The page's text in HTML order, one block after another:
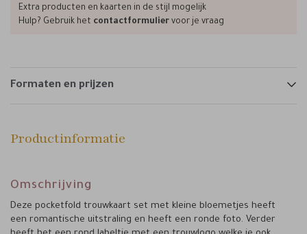
Extra producten en kaarten in de stijl mogelijk
Hulp? Gebruik het contactformulier voor je vraag
Formaten en prijzen
Productinformatie
Omschrijving
Deze pocketfold trouwkaart set met kleine bloemetjes heeft
een romantische uitstraling en heeft een ronde foto. Verder